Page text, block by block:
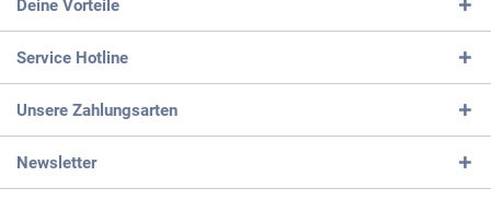
Deine Vorteile
Service Hotline
Unsere Zahlungsarten
Newsletter